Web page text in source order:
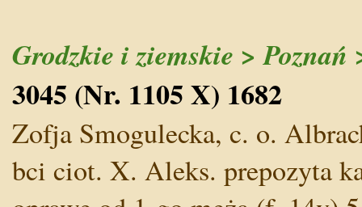
Grodzkie i ziemskie >
3045 (Nr. 1105 X) 1682
Zofja Smogulecka, c. o.
bci ciot. X. Aleks. prepozyta